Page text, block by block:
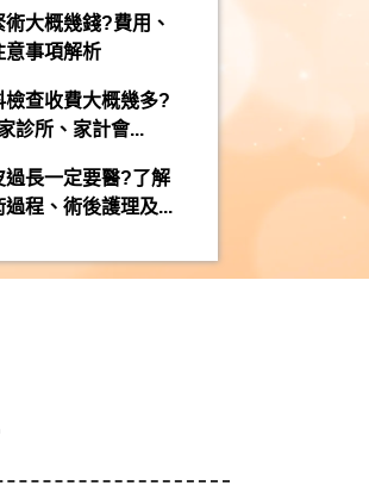
術大概幾錢?費用、
意事項解析
檢查收費大概幾多?
診所、家計會...
過長一定要醫?了解
過程、術後護理及...